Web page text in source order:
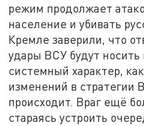
режим продолжает
население и убивать
Кремле заверили, что
удары ВСУ будут носить
системный характер,
изменений в стратегии
происходит. Враг ещё
стараясь устроить